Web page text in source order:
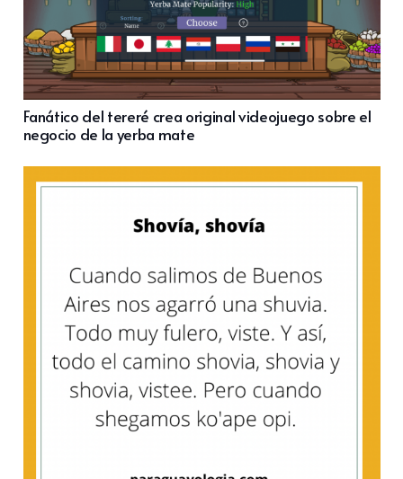
Fanático del tereré crea original videojuego sobre el
negocio de la yerba mate